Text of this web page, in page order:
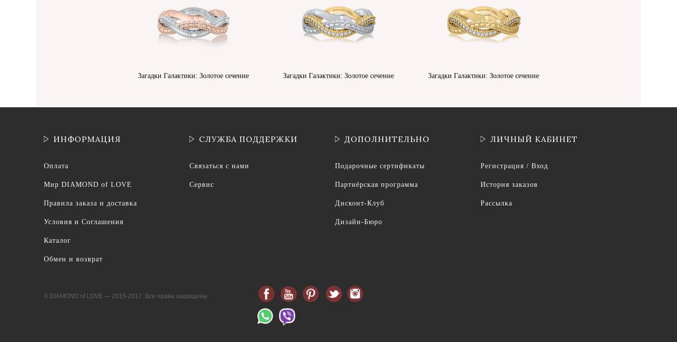
Загадки Галактики: Золотое сечение Загадки Галактики: Золотое сечение Загадки Галактики: Золотое сечение
ИНФОРМАЦИЯ
Оплата
Мир DIAMOND of LOVE
Правила заказа и доставка
Условия и Соглашения
Каталог
Обмен и возврат
СЛУЖБА ПОДДЕРЖКИ
Связаться с нами
Сервис
ДОПОЛНИТЕЛЬНО
Подарочные сертификаты
Партнёрская программа
Дисконт-Клуб
Дизайн-Бюро
ЛИЧНЫЙ КАБИНЕТ
Регистрация / Вход
История заказов
Рассылка
© DIAMOND of LOVE — 2015-2017. Все права защищены